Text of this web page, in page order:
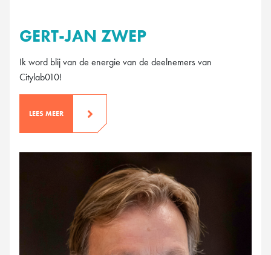
GERT-JAN ZWEP
Ik word blij van de energie van de deelnemers van
Citylab010!
LEES MEER